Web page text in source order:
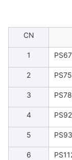
CN
1
2
3
4
5
6